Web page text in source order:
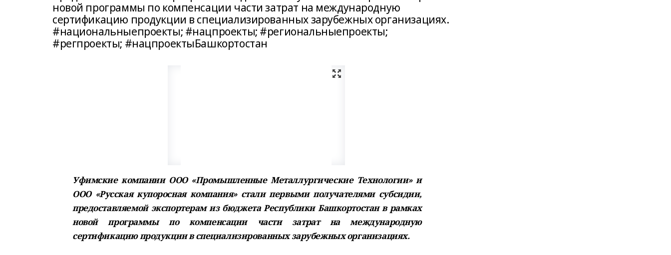
новой программы по компенсации части затрат на международную
сертификацию продукции в специализированных зарубежных организациях.
#национальныепроекты; #нацпроекты; #региональныепроекты;
#регпроекты; #нацпроектыБашкортостан
Уфимские компании ООО «Промышленные Металлургические Технологии» и
ООО «Русская купоросная компания» стали первыми получателями субсидии,
предоставляемой экспортерам из бюджета Республики Башкортостан в рамках
новой программы по компенсации части затрат на международную
сертификацию продукции в специализированных зарубежных организациях.